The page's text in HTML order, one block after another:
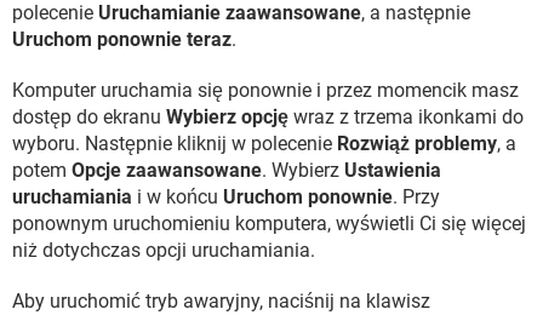
polecenie Uruchamianie zaawansowane, a następnie
Uruchom ponownie teraz.
Komputer uruchamia się ponownie i przez momencik masz
dostęp do ekranu Wybierz opcję wraz z trzema ikonkami do
wyboru. Następnie kliknij w polecenie Rozwiąż problemy, a
potem Opcje zaawansowane. Wybierz Ustawienia
uruchamiania i w końcu Uruchom ponownie. Przy
ponownym uruchomieniu komputera, wyświetli Ci się więcej
niż dotychczas opcji uruchamiania.
Aby uruchomić tryb awaryjny, naciśnij na klawisz